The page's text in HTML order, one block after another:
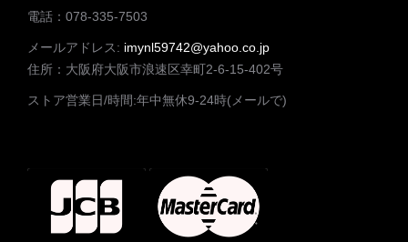
電話：078-335-7503
メールアドレス: imynl59742@yahoo.co.jp
住所：大阪府大阪市浪速区幸町2-6-15-402号
ストア営業日/時間:年中無休9-24時(メールで)